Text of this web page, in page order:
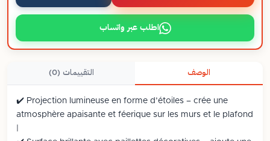
اطلب عبر واتساب
الوصف التقييمات (0)
✔️ Projection lumineuse en forme d’étoiles – crée une
atmosphère apaisante et féerique sur les murs et le plafond